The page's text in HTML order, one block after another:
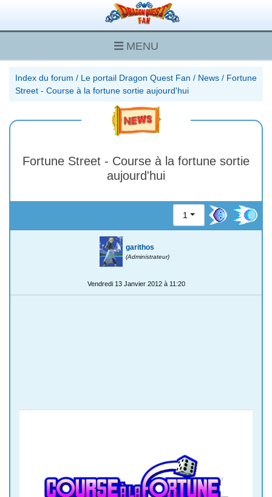
MENU
Index du forum / Le portail Dragon Quest Fan / News / Fortune
Street - Course à la fortune sortie aujourd'hui
Fortune Street - Course à la fortune sortie
aujourd'hui
1
garithos
(Administrateur)
Vendredi 13 Janvier 2012 à 11:20